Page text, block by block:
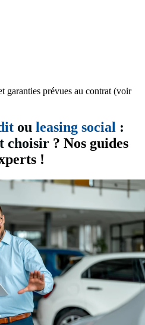
garanties prévues au contrat (voir
ou leasing social :
choisir ? Nos guides
!